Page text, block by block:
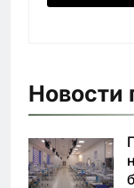
Новости